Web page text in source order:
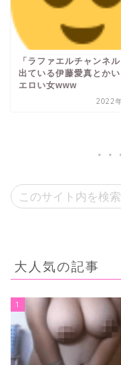
「ラファエルチャンネ
出ている伊藤愛真とかい
エロい女www
2022
大人気の記事
1